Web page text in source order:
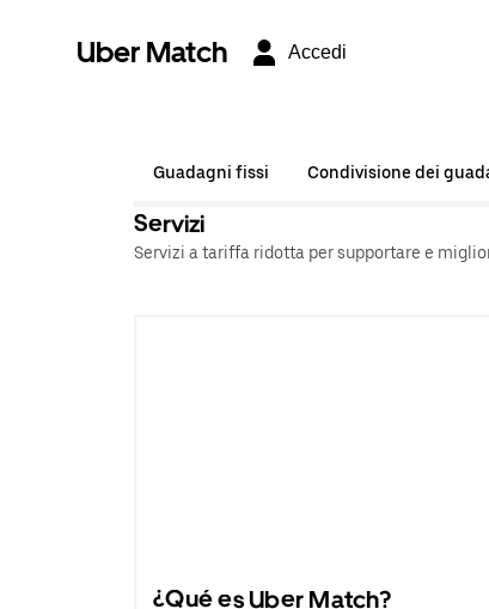
Uber Match Accedi
Guadagni fissi Condivisione dei
Servizi
Servizi a tariffa ridotta per supportare e
¿Qué es Uber Match?